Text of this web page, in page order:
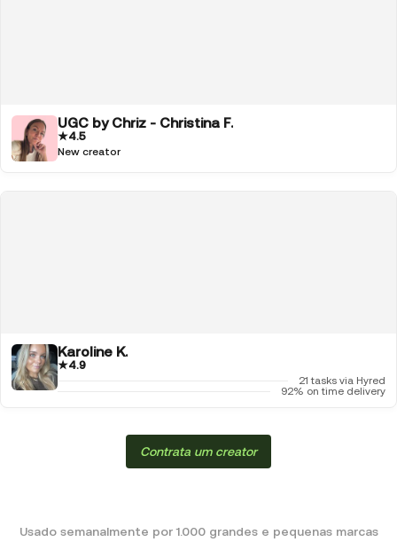
UGC by Chriz - Christina F.
★4.5
New creator
Karoline K.
★4.9
21 tasks via Hyred
92% on time delivery
Contrata um creator
Usado semanalmente por 1.000 grandes e pequenas marcas